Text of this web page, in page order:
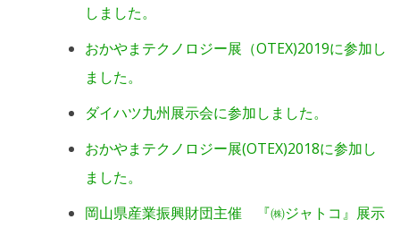
しました。
おかやまテクノロジー展（OTEX)2019に参加し
ました。
ダイハツ九州展示会に参加しました。
おかやまテクノロジー展(OTEX)2018に参加し
ました。
岡山県産業振興財団主催 『㈱ジャトコ』展示